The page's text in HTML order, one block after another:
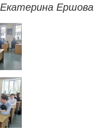
Екатерина Ершова